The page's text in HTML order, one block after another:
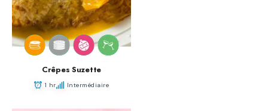
Crêpes Suzette
1 hr Intermédiaire